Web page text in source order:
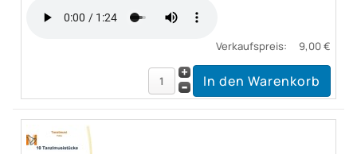
Verkaufspreis: 9,00 €